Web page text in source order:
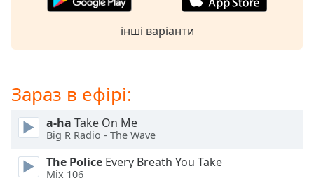
Escape
and
window.
Text
інші варіанти
Зараз в ефірі:
a-ha Take On Me
Big R Radio - The Wave
The Police Every Breath You Take
Mix 106